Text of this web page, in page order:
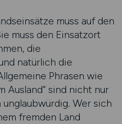
muss auf den
muss den Einsatzort
die
natürlich die
Phrasen wie
Ausland“ sind nicht nur
Wer sich
fremden Land